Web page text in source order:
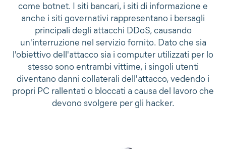
come botnet. I siti bancari, i siti di informazione e
anche i siti governativi rappresentano i bersagli
principali degli attacchi DDoS, causando
un'interruzione nel servizio fornito. Dato che sia
l'obiettivo dell'attacco sia i computer utilizzati per lo
stesso sono entrambi vittime, i singoli utenti
diventano danni collaterali dell'attacco, vedendo i
propri PC rallentati o bloccati a causa del lavoro che
devono svolgere per gli hacker.